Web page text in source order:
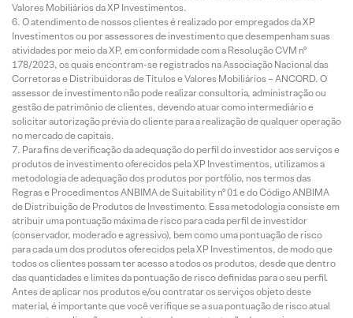
Valores Mobiliários da XP Investimentos.
O atendimento de nossos clientes é realizado por empregados da XP
Investimentos ou por assessores de investimento que desempenham suas
atividades por meio da XP, em conformidade com a Resolução CVM nº
178/2023, os quais encontram-se registrados na Associação Nacional das
Corretoras e Distribuidoras de Títulos e Valores Mobiliários – ANCORD. O
assessor de investimento não pode realizar consultoria, administração ou
gestão de patrimônio de clientes, devendo atuar como intermediário e
solicitar autorização prévia do cliente para a realização de qualquer operação
no mercado de capitais.
Para fins de verificação da adequação do perfil do investidor aos serviços e
produtos de investimento oferecidos pela XP Investimentos, utilizamos a
metodologia de adequação dos produtos por portfólio, nos termos das
Regras e Procedimentos ANBIMA de Suitability nº 01 e do Código ANBIMA
de Distribuição de Produtos de Investimento. Essa metodologia consiste em
atribuir uma pontuação máxima de risco para cada perfil de investidor
(conservador, moderado e agressivo), bem como uma pontuação de risco
para cada um dos produtos oferecidos pela XP Investimentos, de modo que
todos os clientes possam ter acesso a todos os produtos, desde que dentro
das quantidades e limites da pontuação de risco definidas para o seu perfil.
Antes de aplicar nos produtos e/ou contratar os serviços objeto deste
material, é importante que você verifique se a sua pontuação de risco atual